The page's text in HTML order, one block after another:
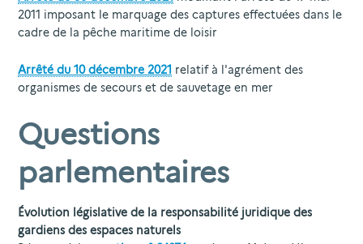
2011 imposant le marquage des captures effectuées dans le
cadre de la pêche maritime de loisir
Arrêté du 10 décembre 2021 relatif à l'agrément des
organismes de secours et de sauvetage en mer
Questions
parlementaires
Évolution législative de la responsabilité juridique des
gardiens des espaces naturels